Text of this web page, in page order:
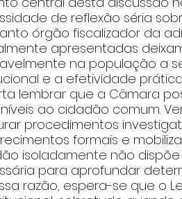
de reflexão séria
órgão fiscalizador da
apresentadas
na população a
e a efetividade
lembrar que a Câmara
ao cidadão comum.
procedimentos
formais e
isoladamente não
para aprofundar
razão, espera-se que o